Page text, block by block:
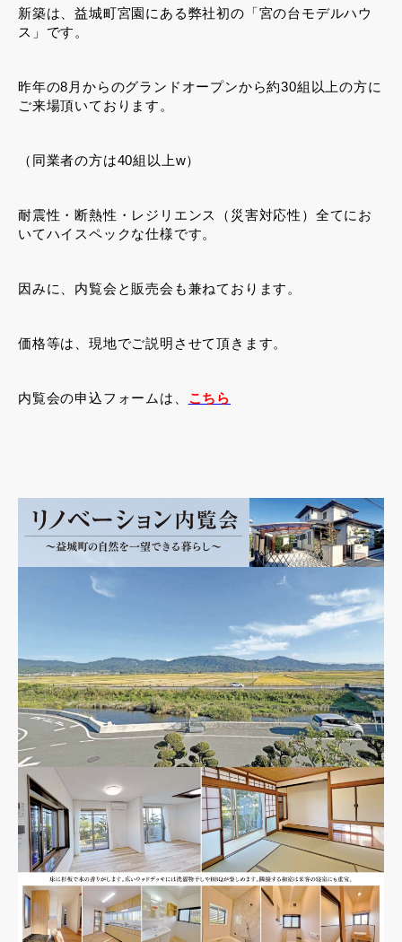
新築は、益城町宮園にある弊社初の「宮の台モデルハウ
ス」です。
昨年の8月からのグランドオープンから約30組以上の方に
ご来場頂いております。
（同業者の方は40組以上w）
耐震性・断熱性・レジリエンス（災害対応性）全てにお
いてハイスペックな仕様です。
因みに、内覧会と販売会も兼ねております。
価格等は、現地でご説明させて頂きます。
内覧会の申込フォームは、 こちら